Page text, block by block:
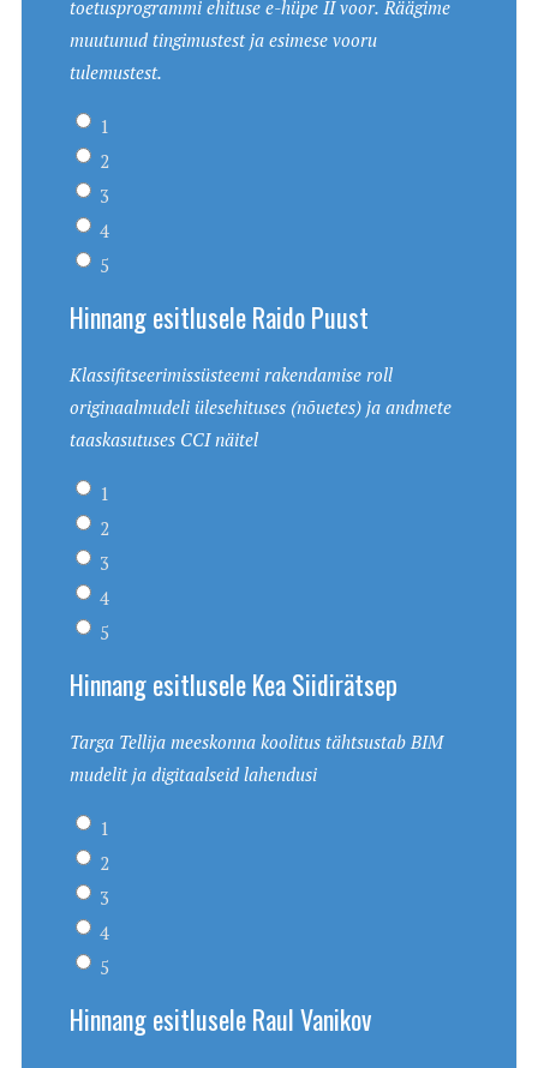
toetusprogrammi ehituse e-hüpe II voor. Räägime
muutunud tingimustest ja esimese vooru
tulemustest.
1
2
3
4
5
Hinnang esitlusele Raido Puust
Klassifitseerimissüsteemi rakendamise roll
originaalmudeli ülesehituses (nõuetes) ja andmete
taaskasutuses CCI näitel
1
2
3
4
5
Hinnang esitlusele Kea Siidirätsep
Targa Tellija meeskonna koolitus tähtsustab BIM
mudelit ja digitaalseid lahendusi
1
2
3
4
5
Hinnang esitlusele Raul Vanikov